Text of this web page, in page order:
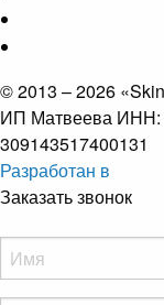
© 2013 – 2026
ИП Матвеева
309143517400131
Разработан в
Заказать звонок